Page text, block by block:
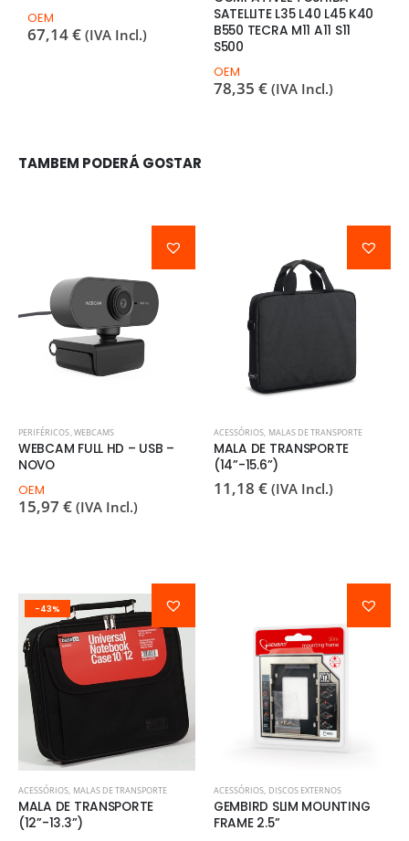
OEM
67,14€ (IVA Incl.)
SATELLITE L35 L40 L45 K40
B550 TECRA M11 A11 S11
S500
OEM
78,35 € (IVA Incl.)
TAMBEM PODERÁ GOSTAR
PERIFÉRICOS,WEBCAMS
WEBCAM FULL HD – USB –
NOVO
OEM
15,97 € (IVA Incl.)
ACESSÓRIOS, MALAS DE TRANSPORTE
MALA DE TRANSPORTE
(14”-15.6”)
11,18 € (IVA Incl.)
-43%
ACESSÓRIOS, MALAS DE TRANSPORTE
MALA DE TRANSPORTE
(12”-13.3”)
ACESSÓRIOS, DISCOS EXTERNOS
GEMBIRD SLIM MOUNTING
FRAME 2.5”